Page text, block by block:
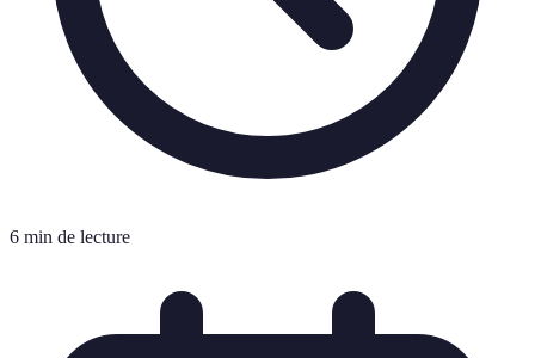
6 min de lecture